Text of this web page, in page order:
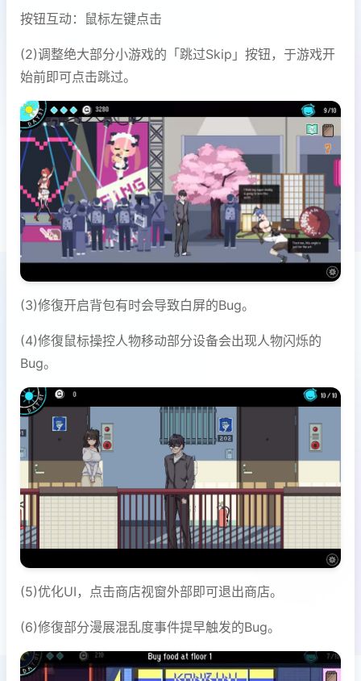
按钮互动：鼠标左键点击
(2)调整绝大部分小游戏的「跳过Skip」按钮，于游戏开
始前即可点击跳过。
(3)修復开启背包有时会导致白屏的Bug。
(4)修復鼠标操控人物移动部分设备会出现人物闪烁的
Bug。
(5)优化UI，点击商店视窗外部即可退出商店。
(6)修復部分漫展混乱度事件提早触发的Bug。